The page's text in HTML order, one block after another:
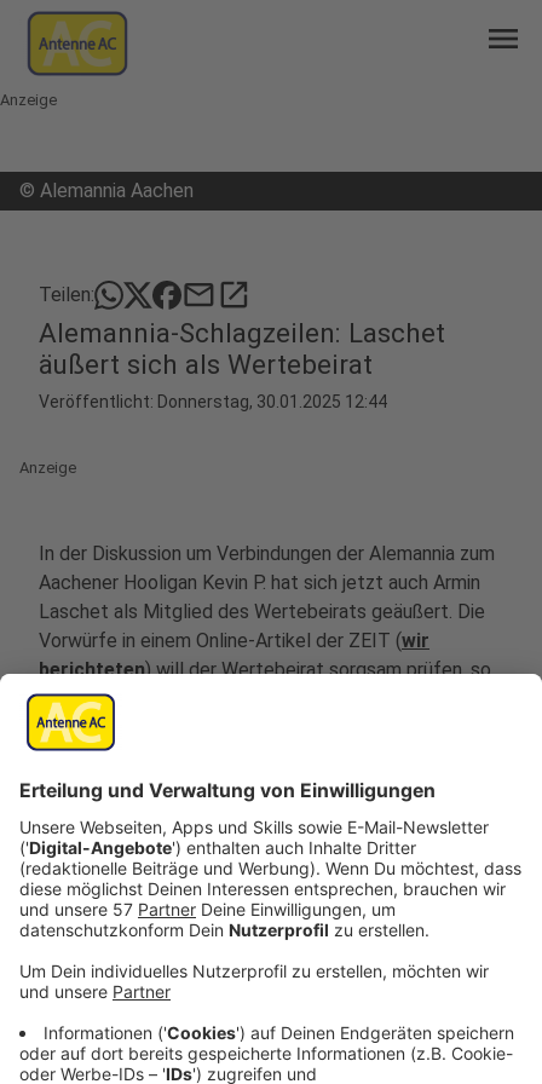
menu
Anzeige
© Alemannia Aachen
Teilen: mailopen_in_new
Alemannia-Schlagzeilen: Laschet
äußert sich als Wertebeirat
Veröffentlicht: Donnerstag, 30.01.2025 12:44
Anzeige
In der Diskussion um Verbindungen der Alemannia zum
Aachener Hooligan Kevin P. hat sich jetzt auch Armin
Laschet als Mitglied des Wertebeirats geäußert. Die
Vorwürfe in einem Online-Artikel der ZEIT (wir
berichteten) will der Wertebeirat sorgsam prüfen, so
Laschet im Antenne AC-Interview.
Laut Artikel sollen Aachen-Trainer Backhaus und
von Kevin P. gesehen und positiv darauf reagiert haben.
Im Statement der Alemannia hieß es
Donnerstagabend, dass beide das Video nicht gesehen
haben. Vorher sagte Moberz noch der Aachener
Zeitung, er habe das Video kurz angeschaut.